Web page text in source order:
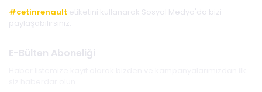
#cetinrenault etiketini kullanarak Sosyal Medya'da bizi
paylaşabilirsiniz.
E-Bülten Aboneliği